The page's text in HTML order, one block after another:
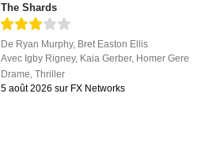
The Shards
De Ryan Murphy, Bret Easton Ellis
Avec Igby Rigney, Kaia Gerber, Homer Gere
Drame,Thriller
5 août 2026 sur FX Networks